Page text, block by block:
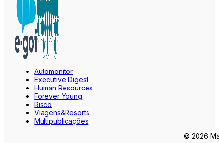
Automonitor
Executive Digest
Human Resources
Forever Young
Risco
Viagens&Resorts
Multipublicações
© 2026